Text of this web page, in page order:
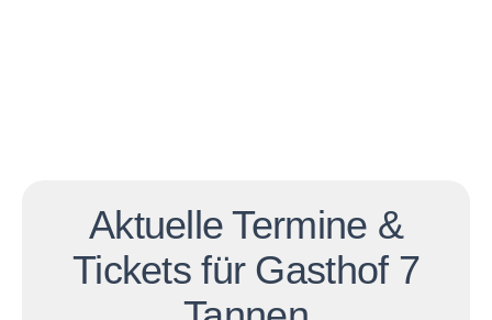
Aktuelle Termine &
Tickets für Gasthof 7